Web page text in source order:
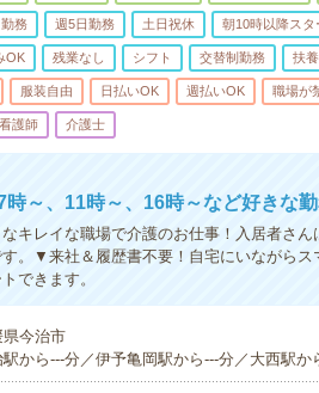
務 週5日勤務 土日祝休 朝10時以降スタ
OK 残業なし シフト 交替制勤務 扶
服装自由 日払いOK 週払いOK 職場が
看護師 介護士
時～、11時～、16時～など好きな
キレイな職場で介護のお仕事！入居者さ
。▼来社＆履歴書不要！自宅にいながら
できます。
県今治市
駅から---分／伊予亀岡駅から---分／大西駅か